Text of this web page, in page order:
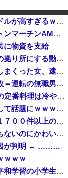
【画像あり】「スナック」とかいう店、ハードルが高すぎるｗｗｗｗｗｗｗ
伊Autosprint誌：ニューエイ代表渾身のアストンマーチンAMR26を改善に導いた最大の功労者はカルディレ他
に物資を支給
「毎日、渋谷でデモが起きてる」と左派が心の拠り所にする動画、目撃者から総ツッコミを食らってしまっており……
漫画グッズを大量注文→キャンセルを繰り返しまくった女、逮捕される 被害総額〇〇億
【東京】睡眠時無呼吸症候群診断後に死亡事故＝運転の無職男（３４）、独断で治療中断―危険運転致死罪適用
リュウジ氏「ダルい料理トップ10に入る」夏の定番料理は冷やし中華 「あり得ないほどダルい」
新人女性声優さん、最高すぎる水着姿を公開して話題にｗｗｗｗｗｗ
【！】共産党が刑事告訴 「しんぶん赤旗」１７００件以上の虚偽購読申し込み 「厳重な処罰を求める」
【速報】小沢一郎氏「デニーにはなんの責任もないのにかわいそう、不幸なこと利用し悪宣伝する人にしっかり対応を」
因が判明 → ………
ｗｗｗ
元原爆資料館館長「もし可能なら修学旅行や平和学習の小学生に腐敗した遺体の臭いを再現し嗅がせたい」 [8/6]